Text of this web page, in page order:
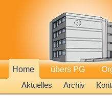
Home
Aktuelles
Archiv
übers PG